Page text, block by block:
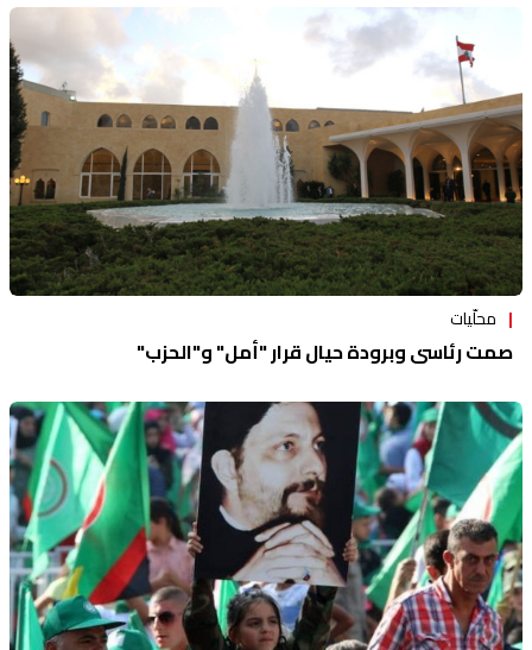
محلّيات
صمت رئاسي وبرودة حيال قرار "أمل" و"الحزب"